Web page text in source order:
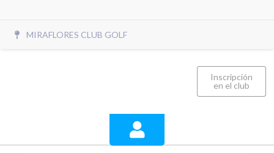
MIRAFLORES CLUB GOLF
Inscripción
en el club